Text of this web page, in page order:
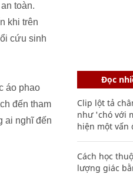
toàn.
khi trên
cứu sinh
áo phao
đến tham
ai nghĩ đến
Đọc
Clip lột tả
như 'chó với
hiện một vấn
Cách học
lượng giác